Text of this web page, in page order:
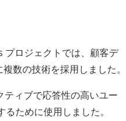
ロジェクトでは、顧客デ
数の技術を採用しました。
ティブで応答性の高いユー
ために使用しました。